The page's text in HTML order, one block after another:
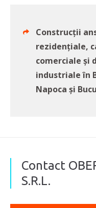
Construcții
rezidențiale,
comerciale și
industriale în
Napoca și
Contact
S.R.L.